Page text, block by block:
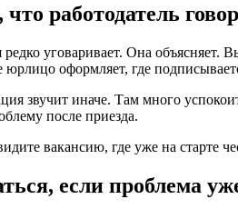
работодатель
уговаривает. Она объясняет.
юрлицо оформляет, где
звучит иначе. Там много
после приезда.
вакансию, где уже на старте
если проблема